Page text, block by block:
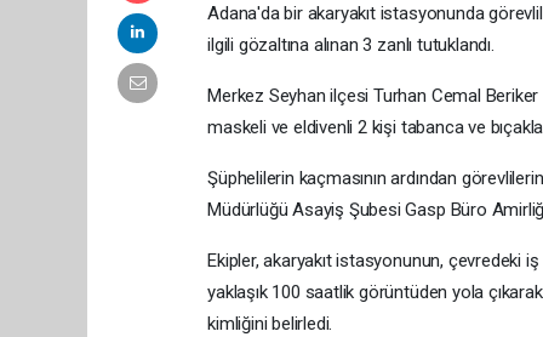
Adana'da bir akaryakıt istasyonunda
ilgili gözaltına alınan 3 zanlı tutuklandı.
Merkez Seyhan ilçesi Turhan Cemal
maskeli ve eldivenli 2 kişi tabanca ve
Şüphelilerin kaçmasının ardından
Müdürlüğü Asayiş Şubesi Gasp Büro
Ekipler, akaryakıt istasyonunun, çevredeki
yaklaşık 100 saatlik görüntüden yola
kimliğini belirledi.